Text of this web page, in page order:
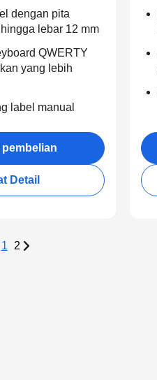
dengan pita
lebar 12 mm
QWERTY
yang lebih
label manual
pembelian
Detail
1 2